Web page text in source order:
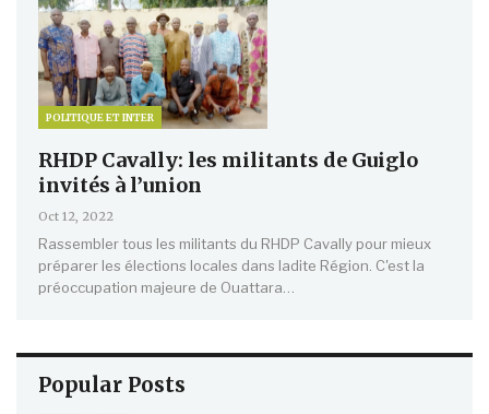
POLITIQUE ET INTER
RHDP Cavally: les militants de Guiglo
invités à l’union
Oct 12, 2022
Rassembler tous les militants du RHDP Cavally pour mieux
préparer les élections locales dans ladite Région. C'est la
préoccupation majeure de Ouattara…
Popular Posts